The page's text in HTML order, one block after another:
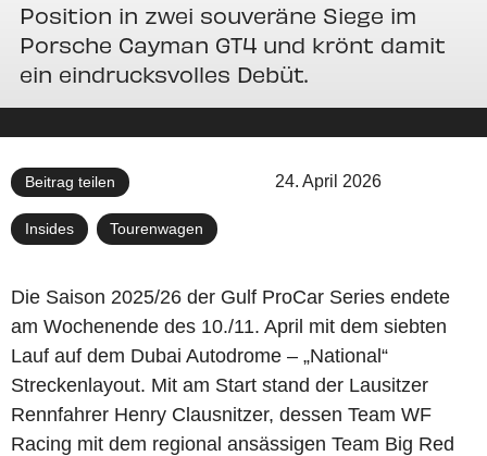
Position in zwei souveräne Siege im
Porsche Cayman GT4 und krönt damit
ein eindrucksvolles Debüt.
Insides , Tourenwagen
24. April 2026
Beitrag teilen
Die Saison 2025/26 der Gulf ProCar Series endete
am Wochenende des 10./11. April mit dem siebten
Lauf auf dem Dubai Autodrome – „National“
Streckenlayout. Mit am Start stand der Lausitzer
Rennfahrer Henry Clausnitzer, dessen Team WF
Racing mit dem regional ansässigen Team Big Red